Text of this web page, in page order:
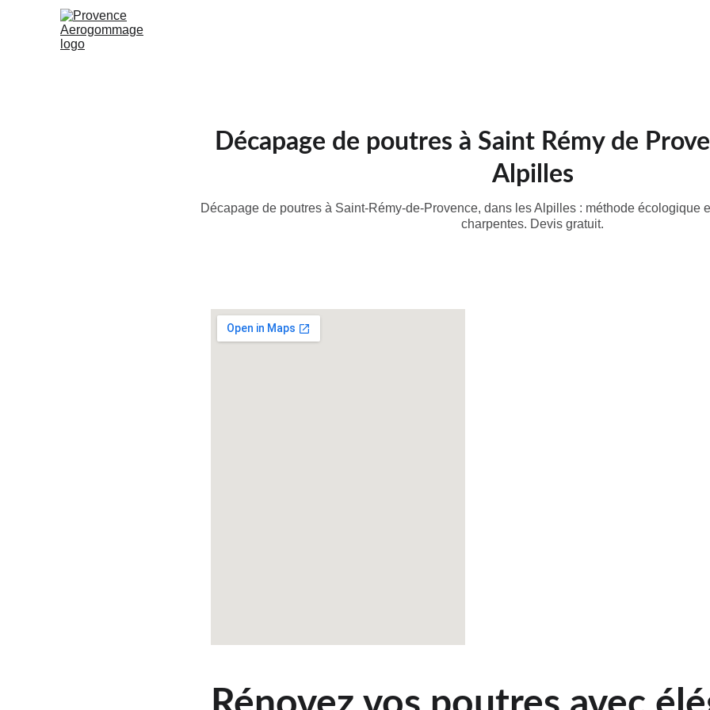
Décapage de poutres à Saint Rémy de
Alpilles
Décapage de poutres à Saint-Rémy-de-Provence, dans les Alpilles : méthode écologique
charpentes. Devis gratuit.